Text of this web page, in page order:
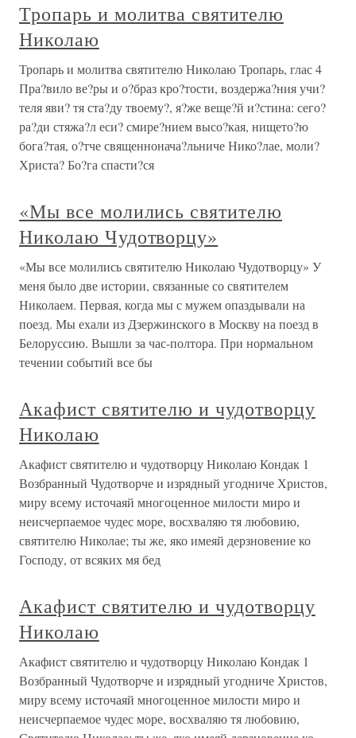
Тропарь и молитва святителю
Николаю
Тропарь и молитва святителю Николаю Тропарь, глас 4
Пра?вило ве?ры и о?браз кро?тости, воздержа?ния учи?
теля яви? тя ста?ду твоему?, я?же веще?й и?стина: сего?
ра?ди стяжа?л еси? смире?нием высо?кая, нището?ю
бога?тая, о?тче священнонача?льниче Нико?лае, моли?
Христа? Бо?га спасти?ся
«Мы все молились святителю
Николаю Чудотворцу»
«Мы все молились святителю Николаю Чудотворцу» У
меня было две истории, связанные со святителем
Николаем. Первая, когда мы с мужем опаздывали на
поезд. Мы ехали из Дзержинского в Москву на поезд в
Белоруссию. Вышли за час-полтора. При нормальном
течении событий все бы
Акафист святителю и чудотворцу
Николаю
Акафист святителю и чудотворцу Николаю Кондак 1
Возбранный Чудотворче и изрядный угодниче Христов,
миру всему источаяй многоценное милости миро и
неисчерпаемое чудес море, восхваляю тя любовию,
святителю Николае; ты же, яко имеяй дерзновение ко
Господу, от всяких мя бед
Акафист святителю и чудотворцу
Николаю
Акафист святителю и чудотворцу Николаю Кондак 1
Возбранный Чудотворче и изрядный угодниче Христов,
миру всему источаяй многоценное милости миро и
неисчерпаемое чудес море, восхваляю тя любовию,